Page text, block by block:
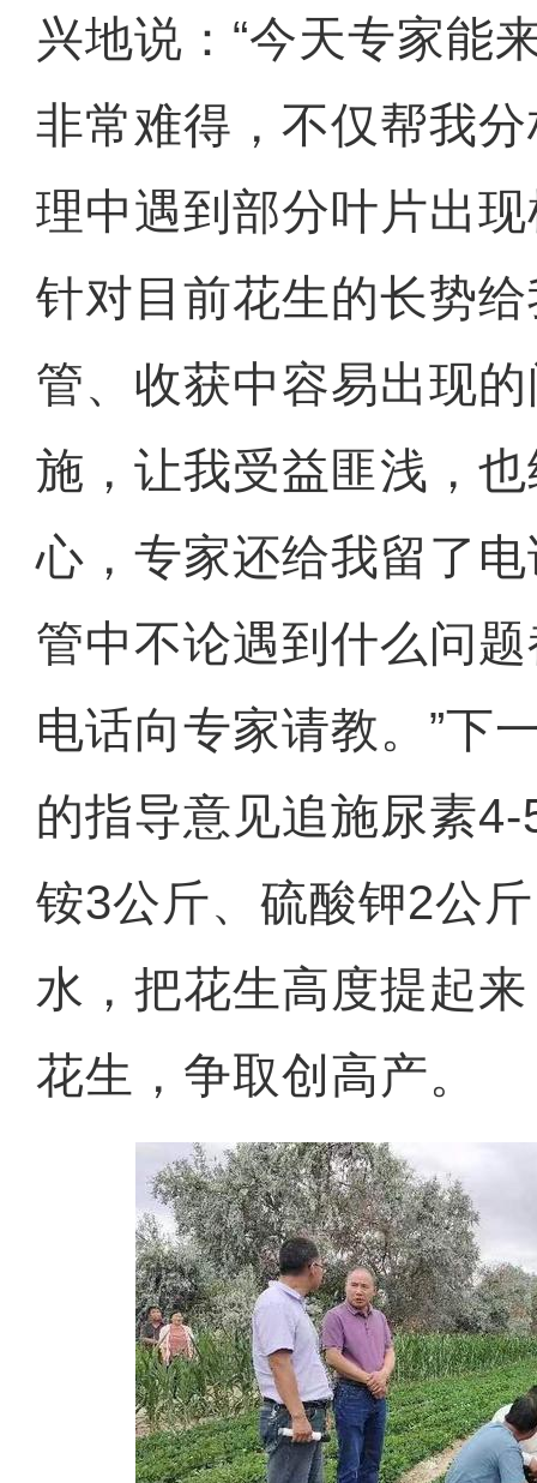
兴地说：“今天专家能
非常难得，不仅帮我
理中遇到部分叶片出
针对目前花生的长势
管、收获中容易出现
施，让我受益匪浅，
心，专家还给我留了
管中不论遇到什么问
电话向专家请教。”下
的指导意见追施尿素
铵3公斤、硫酸钾2公
水，把花生高度提起
花生，争取创高产。